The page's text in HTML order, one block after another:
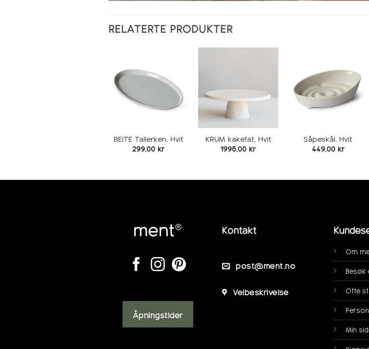
RELATERTE PRODUKTER
BEITE Tallerken, Hvit
299,00 kr
KRUM kakefat, Hvit
1995,00 kr
Legg i
ønskeliste
Såpeskål, Hvit
449,00 kr
Åpningstider
Kontakt
post@ment.no
Veibeskrivelse
Om
Besøk
Ofte
Min